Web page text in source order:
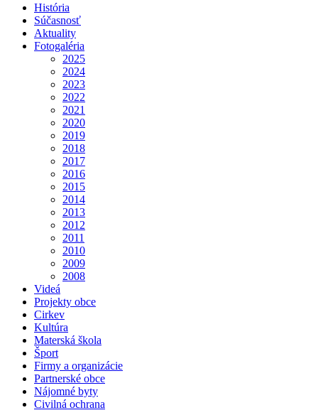
História
Súčasnosť
Aktuality
Fotogaléria
2025
2024
2023
2022
2021
2020
2019
2018
2017
2016
2015
2014
2013
2012
2011
2010
2009
2008
Videá
Projekty obce
Cirkev
Kultúra
Materská škola
Šport
Firmy a organizácie
Partnerské obce
Nájomné byty
Civilná ochrana